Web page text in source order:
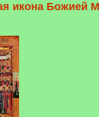
икона Божией